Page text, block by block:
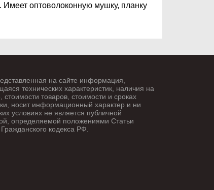
Имеет оптоволоконную мушку, планку
на сайте информация,
технических характеристик, наличия на
стоимости товаров, стоимости и сроках
носит информационный характер и ни
условиях не является публичной
определяемой положениями Статьи
кодекса РФ.